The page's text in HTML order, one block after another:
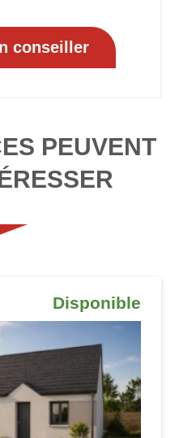
PEUVENT
Disponible